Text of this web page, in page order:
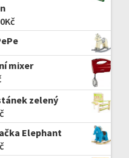
Kč
mixer
zelený
Elephant